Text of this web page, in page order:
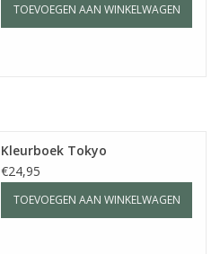
TOEVOEGEN AAN WINKELWAGEN
Kleurboek Tokyo
€24,95
TOEVOEGEN AAN WINKELWAGEN